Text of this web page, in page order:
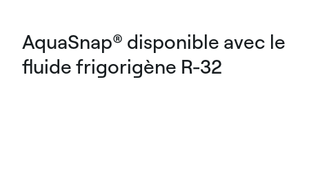
AquaSnap® disponible avec le
fluide frigorigène R-32